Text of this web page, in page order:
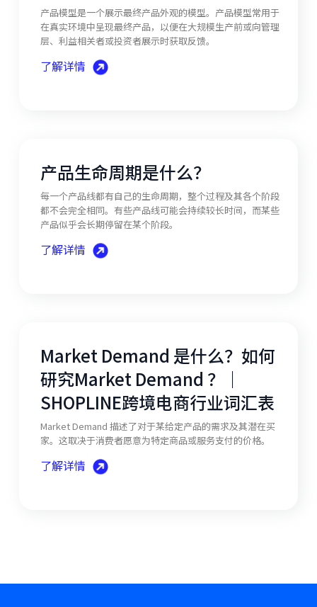
产品模型是一个展示最终产品外观的模型。产品模型常用于
在真实环境中呈现最终产品，以便在大规模生产前或向管理
层、利益相关者或投资者展示时获取反馈。
了解详情
产品生命周期是什么？
每一个产品线都有自己的生命周期，整个过程及其各个阶段
都不会完全相同。有些产品线可能会持续较长时间，而某些
产品似乎会长期停留在某个阶段。
了解详情
Market Demand 是什么？如何
研究Market Demand ？｜
SHOPLINE跨境电商行业词汇表
Market Demand 描述了对于某给定产品的需求及其潜在买
家。这取决于消费者愿意为特定商品或服务支付的价格。
了解详情